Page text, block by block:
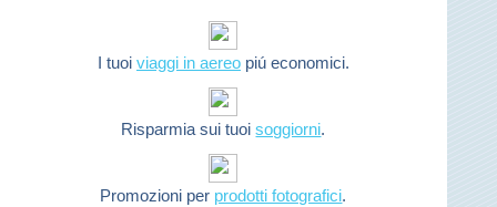
I tuoi viaggi in aereopiú economici.
Risparmia sui tuoisoggiorni.
Promozioni per prodotti fotografici.